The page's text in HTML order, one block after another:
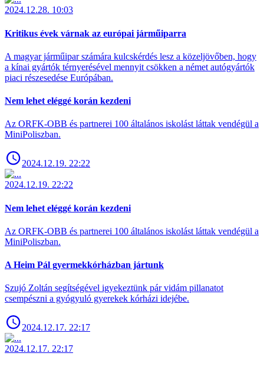
2024.12.28. 10:03
Kritikus évek várnak az európai járműiparra
A magyar járműipar számára kulcskérdés lesz a közeljövőben, hogy
a kínai gyártók térnyerésével mennyit csökken a német autógyártók
piaci részesedése Európában.
Nem lehet eléggé korán kezdeni
Az ORFK-OBB és partnerei 100 általános iskolást láttak vendégül a
MiniPoliszban.
2024.12.19. 22:22
2024.12.19. 22:22
Nem lehet eléggé korán kezdeni
Az ORFK-OBB és partnerei 100 általános iskolást láttak vendégül a
MiniPoliszban.
A Heim Pál gyermekkórházban jártunk
Szujó Zoltán segítségével igyekeztünk pár vidám pillanatot
csempészni a gyógyuló gyerekek kórházi idejébe.
2024.12.17. 22:17
2024.12.17. 22:17